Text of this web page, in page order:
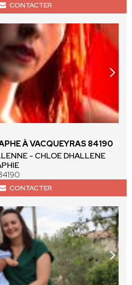
CONTACTER
À VACQUEYRAS 84190
- CHLOE DHALLENE
CONTACTER